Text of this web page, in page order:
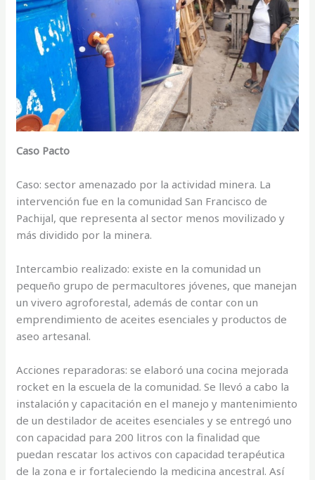
Caso Pacto
Caso: sector amenazado por la actividad minera. La
intervención fue en la comunidad San Francisco de
Pachijal, que representa al sector menos movilizado y
más dividido por la minera.
Intercambio realizado: existe en la comunidad un
pequeño grupo de permacultores jóvenes, que manejan
un vivero agroforestal, además de contar con un
emprendimiento de aceites esenciales y productos de
aseo artesanal.
Acciones reparadoras: se elaboró una cocina mejorada
rocket en la escuela de la comunidad. Se llevó a cabo la
instalación y capacitación en el manejo y mantenimiento
de un destilador de aceites esenciales y se entregó uno
con capacidad para 200 litros con la finalidad que
puedan rescatar los activos con capacidad terapéutica
de la zona e ir fortaleciendo la medicina ancestral. Así